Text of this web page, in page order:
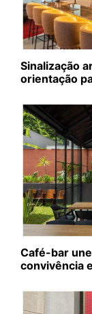
Sinalização
orientação
Café-bar
convivência